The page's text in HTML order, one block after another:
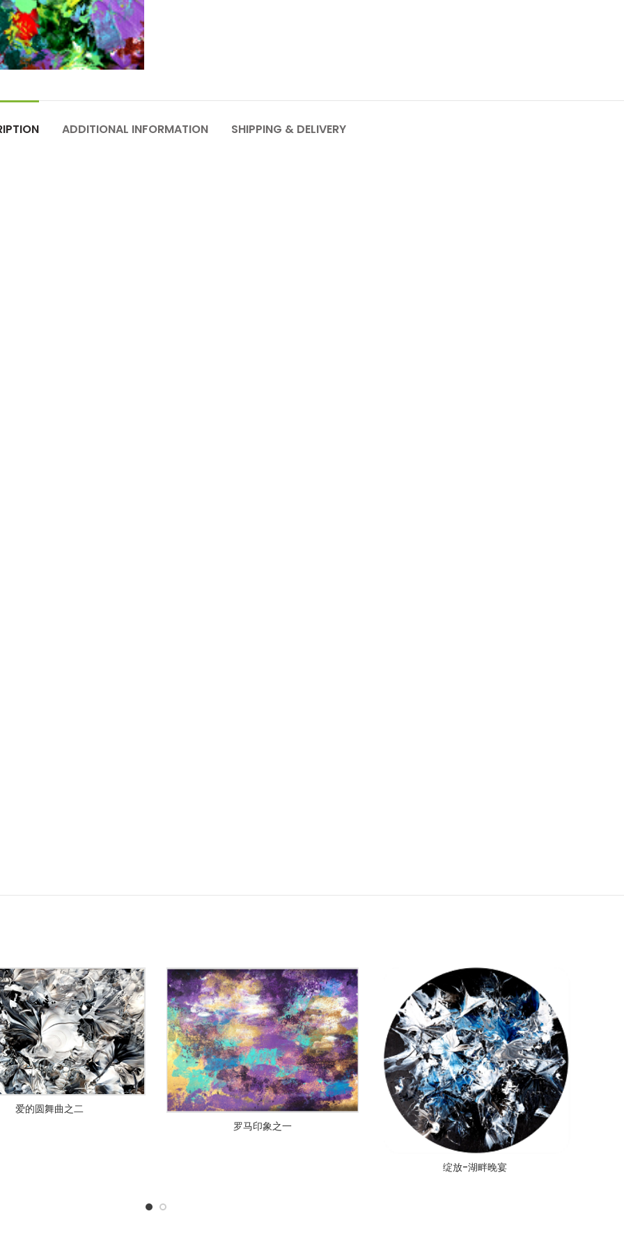
ADDITIONAL INFORMATION SHIPPING & DELIVERY
爱的圆舞曲之二
罗马印象之一
绽放-湖畔晚宴